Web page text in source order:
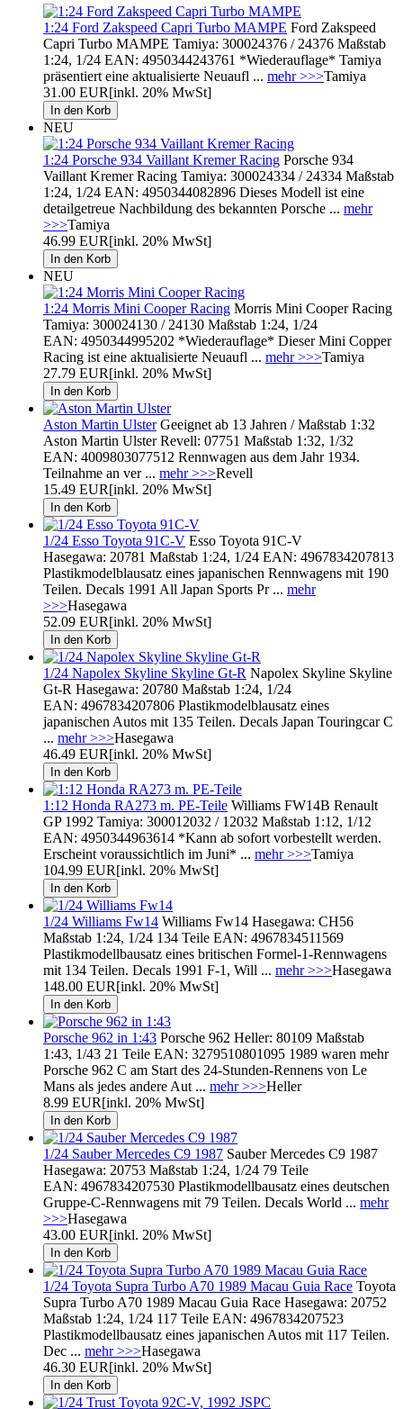
1:24 Ford Zakspeed Capri Turbo MAMPE Ford Zakspeed
Capri Turbo MAMPE Tamiya: 300024376 / 24376 Maßstab
1:24, 1/24 EAN: 4950344243761 *Wiederauflage* Tamiya
präsentiert eine aktualisierte Neuaufl ... mehr >>>Tamiya
31.00 EUR[inkl. 20% MwSt]
NEU
1:24 Porsche 934 Vaillant Kremer Racing Porsche 934
Vaillant Kremer Racing Tamiya: 300024334 / 24334 Maßstab
1:24, 1/24 EAN: 4950344082896 Dieses Modell ist eine
detailgetreue Nachbildung des bekannten Porsche ... mehr
>>>Tamiya
46.99 EUR[inkl. 20% MwSt]
NEU
1:24 Morris Mini Cooper Racing Morris Mini Cooper Racing
Tamiya: 300024130 / 24130 Maßstab 1:24, 1/24
EAN: 4950344995202 *Wiederauflage* Dieser Mini Copper
Racing ist eine aktualisierte Neuaufl ... mehr >>>Tamiya
27.79 EUR[inkl. 20% MwSt]
Aston Martin UlsterGeeignet ab 13 Jahren / Maßstab 1:32
Aston Martin Ulster Revell: 07751 Maßstab 1:32, 1/32
EAN: 4009803077512 Rennwagen aus dem Jahr 1934.
Teilnahme an ver ... mehr >>>Revell
15.49 EUR[inkl. 20% MwSt]
1/24 Esso Toyota 91C-V Esso Toyota 91C-V
Hasegawa: 20781 Maßstab 1:24, 1/24 EAN: 4967834207813
Plastikmodelblausatz eines japanischen Rennwagens mit 190
Teilen. Decals 1991 All Japan Sports Pr ... mehr
>>>Hasegawa
52.09 EUR[inkl. 20% MwSt]
1/24 Napolex Skyline Skyline Gt-R Napolex Skyline Skyline
Gt-R Hasegawa: 20780 Maßstab 1:24, 1/24
EAN: 4967834207806 Plastikmodelblausatz eines
japanischen Autos mit 135 Teilen. Decals Japan Touringcar C
... mehr >>>Hasegawa
46.49 EUR[inkl. 20% MwSt]
1:12 Honda RA273 m. PE-Teile Williams FW14B Renault
GP 1992 Tamiya: 300012032 / 12032 Maßstab 1:12, 1/12
EAN: 4950344963614 *Kann ab sofort vorbestellt werden.
Erscheint voraussichtlich im Juni* ... mehr >>>Tamiya
104.99 EUR[inkl. 20% MwSt]
1/24 Williams Fw14 Williams Fw14 Hasegawa: CH56
Maßstab 1:24, 1/24 134 Teile EAN: 4967834511569
Plastikmodellbausatz eines britischen Formel-1-Rennwagens
mit 134 Teilen. Decals 1991 F-1, Will ... mehr >>>Hasegawa
148.00 EUR[inkl. 20% MwSt]
Porsche 962 in 1:43 Porsche 962 Heller: 80109 Maßstab
1:43, 1/43 21 Teile EAN: 3279510801095 1989 waren mehr
Porsche 962 C am Start des 24-Stunden-Rennens von Le
Mans als jedes andere Aut ... mehr >>>Heller
8.99 EUR[inkl. 20% MwSt]
1/24 Sauber Mercedes C9 1987 Sauber Mercedes C9 1987
Hasegawa: 20753 Maßstab 1:24, 1/24 79 Teile
EAN: 4967834207530 Plastikmodellbausatz eines deutschen
Gruppe-C-Rennwagens mit 79 Teilen. Decals World ... mehr
>>>Hasegawa
43.00 EUR[inkl. 20% MwSt]
1/24 Toyota Supra Turbo A70 1989 Macau Guia Race Toyota
Supra Turbo A70 1989 Macau Guia Race Hasegawa: 20752
Maßstab 1:24, 1/24 117 Teile EAN: 4967834207523
Plastikmodellbausatz eines japanischen Autos mit 117 Teilen.
Dec ... mehr >>>Hasegawa
46.30 EUR[inkl. 20% MwSt]